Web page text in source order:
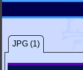
JPG (1)